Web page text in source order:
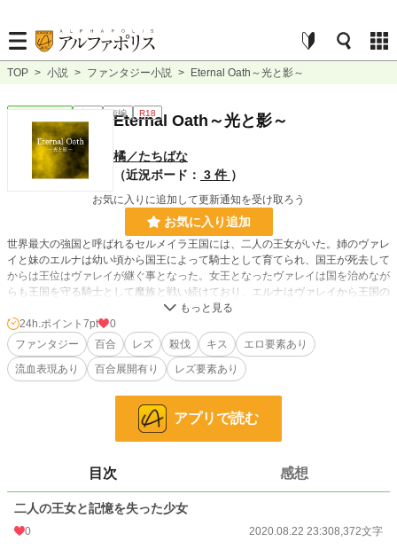
TOP > 小説 > ファンタジー小説 > Eternal Oath～光と影～
短編 R18
Eternal Oath～光と影～
橘／たちばな
（近況ボード： 3 件 ）
お気に入りに追加して更新通知を受け取ろう
お気に入り追加
世界最大の強国と呼ばれるセルメイラ王国には、二人の王女がいた。姉のヴァレ
イと妹のエルナは幼い頃から国王によって騎士として育てられ、国王が死去して
からは王位はヴァレイが継ぐ事となった。女王となったヴァレイは国を治めなが
らも王国を守る騎士として魔族と戦い続けており、エルナはヴァレイから王国の
姫として生きる事を命じられていた。エルナは自分の立場の変化に違和感と戸惑
いを隠せないまま、ある日傷付いた少女シャーリィと出会う。シャーリィは、名
前以外の記憶を失っていたのだ。 ※R18系ファンタジー短編百合創作「Eterna
l Oath」シリーズ第3弾であり、完結作となる。前二作とは話の繋がりはない独
立したストーリーとなっています。性描写による百合エロ、戦闘描写における流
37,009 位 / 228,634 件
24h.ポイント 7pt
0
ファンタジー
百合 レズ 殺伐 キス
エロ要素あり
流血表現あり
百合展開有り レズ要素あり
アプリで読む
目次 感想
二人の王女と記憶を失った少女
0 2020.08.22 23:308,372文字